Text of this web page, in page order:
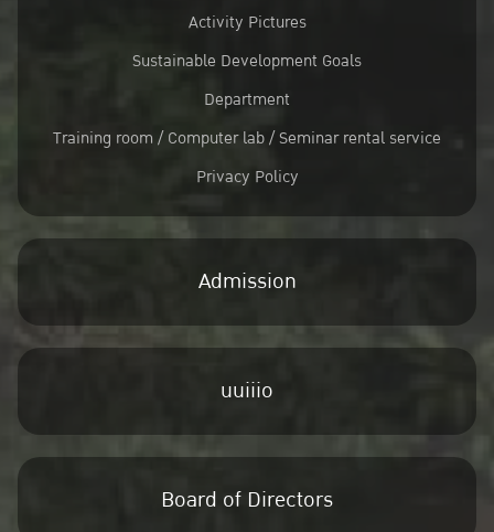
Activity Pictures
Sustainable Development Goals
Department
Training room / Computer lab / Seminar rental service
Privacy Policy
Admission
uuiiio
Board of Directors